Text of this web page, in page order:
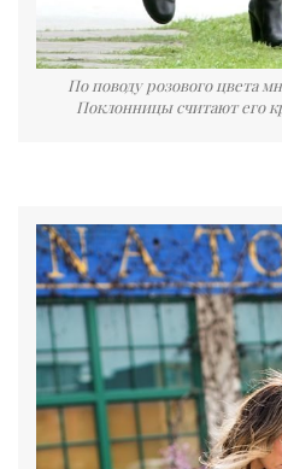
По поводу розового цвета
Поклонницы считают его